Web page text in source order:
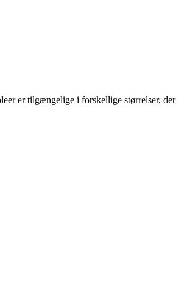
er tilgængelige i forskellige størrelser, der